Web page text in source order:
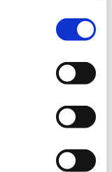
das-espigas: